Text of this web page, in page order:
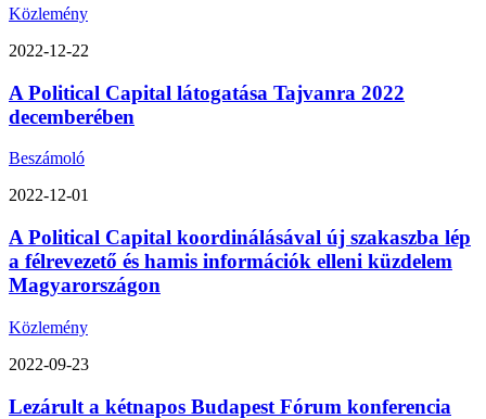
Közlemény
2022-12-22
A Political Capital látogatása Tajvanra 2022
decemberében
Beszámoló
2022-12-01
A Political Capital koordinálásával új szakaszba lép
a félrevezető és hamis információk elleni küzdelem
Magyarországon
Közlemény
2022-09-23
Lezárult a kétnapos Budapest Fórum konferencia